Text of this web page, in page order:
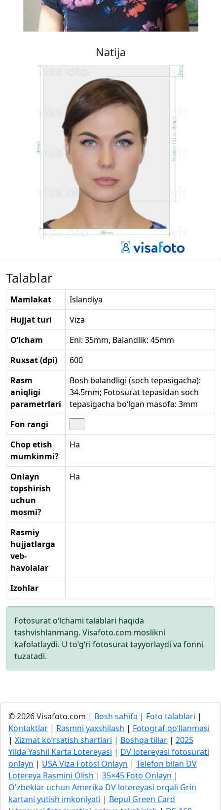
Natija
Talablar
Mamlakat
Islandiya
Hujjat turi
Viza
O‘lcham
Eni: 35mm, Balandlik: 45mm
Ruxsat (dpi)
600
Rasm
aniqligi
parametrlari
Bosh balandligi (soch tepasigacha):
34.5mm; Fotosurat tepasidan soch
tepasigacha bo‘lgan masofa: 3mm
Fon rangi
Chop etish
mumkinmi?
Ha
Onlayn
topshirish
uchun
mosmi?
Ha
Rasmiy
hujjatlarga
veb-
havolalar
Izohlar
Fotosurat o‘lchami talablari haqida
tashvishlanmang. Visafoto.com moslikni
kafolatlaydi. U to‘g‘ri fotosurat tayyorlaydi va fonni
tuzatadi.
© 2026 Visafoto.com | Bosh sahifa | Foto talablari |
Kontaktlar | Rasmni yaxshilash | Fotograf qo‘llanmasi
| Xizmat ko‘rsatish shartlari | Boshqa tillar | 2025
Yilda Yashil Karta Lotereyasi | DV lotereyasi fotosurati
onlayn | USA Viza Fotosi Onlayn | Telefon bilan DV
Lotereya Rasmini Olish | 35×45 Foto Onlayn |
O'zbeklar uchun Amerika DV lotereyasi orqali Grin
kartani yutish imkoniyati | Bepul Green Card